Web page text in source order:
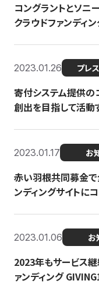
コングラントとソ
クラウドファンディ
2023.01.26 プレ
寄付システム提供の
創出を目指して活動
2023.01.17 お
赤い羽根共同募金で
ンディングサイトに
2023.01.06 お
2023年もサービス
ァンディング